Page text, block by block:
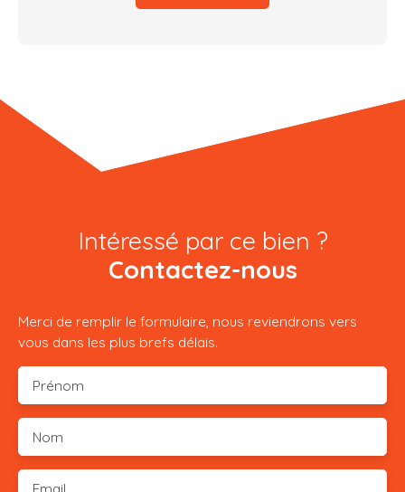
Intéressé par ce bien ?
Contactez-nous
Merci de remplir le formulaire, nous reviendrons vers
vous dans les plus brefs délais.
Prénom
Nom
Email